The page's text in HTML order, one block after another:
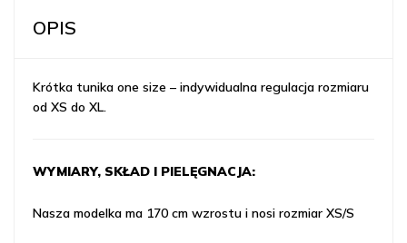
OPIS
Krótka tunika one size – indywidualna regulacja rozmiaru
od XS do XL.
WYMIARY, SKŁAD I PIELĘGNACJA:
Nasza modelka ma 170 cm wzrostu i nosi rozmiar XS/S